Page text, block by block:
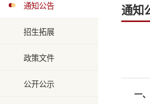
通知公告
招生拓展
政策文件
公开公示
通知
一